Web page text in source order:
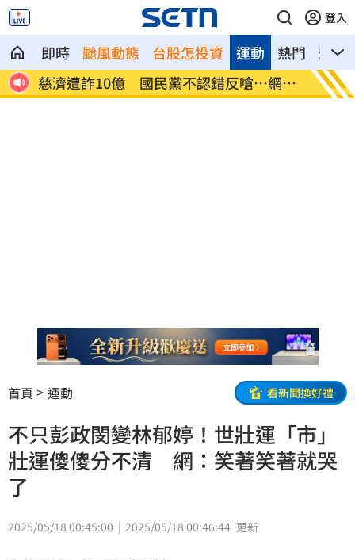
登入
即時 颱風動態 台股怎投資 熱門 影音
運動
炸
就業意外爆冷！那指漲342點 標普500新
高
美通
關稅
首頁 運動 看新聞換好禮
不只彭政閔變林郁婷！世壯運「市」
壯運傻傻分不清 網：笑著笑著就哭
了
2025/05/18 00:45:00 2025/05/18 00:46:44 更新